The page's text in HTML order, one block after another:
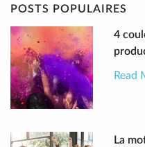
POSTS POPULAIRES
4
Read
La